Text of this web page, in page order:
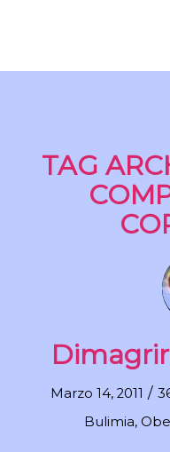
TAG
Marzo 14, 2011 /
Bulimia,